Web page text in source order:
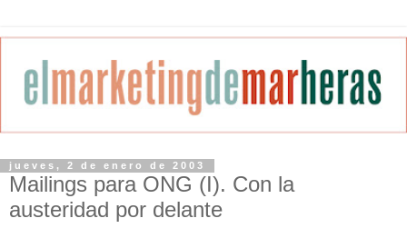
jueves, 2 de enero de 2003
Mailings para ONG (I). Con la
austeridad por delante